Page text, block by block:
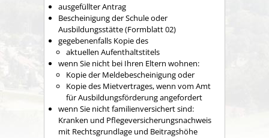
ausgefüllter Antrag
Bescheinigung der Schule oder
Ausbildungsstätte (Formblatt 02)
gegebenenfalls Kopie des
aktuellen Aufenthaltstitels
wenn Sie nicht bei Ihren Eltern wohnen:
Kopie der Meldebescheinigung oder
Kopie des Mietvertrages, wenn vom Amt
für Ausbildungsförderung angefordert
wenn Sie nicht familienversichert sind:
Kranken und Pflegeversicherungsnachweis
mit Rechtsgrundlage und Beitragshöhe